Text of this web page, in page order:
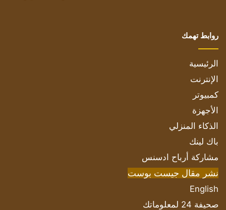
روابط تهمك
الرئيسية
الإنترنت
كمبيوتر
الأجهزة
الذكاء المنزلي
باك لينك
مشاركة أرباح ادسنس
نشر مقال جيست بوست
English
صحيفة 24 لمعلوماتك